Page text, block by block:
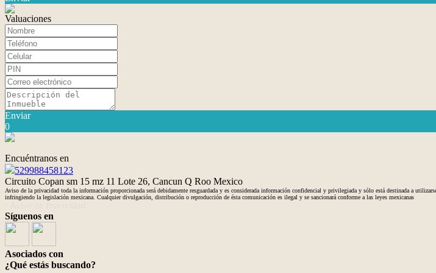
Valuaciones
Enviar
0
Encuéntranos en
529988458123
Circuito Copan sm 15 mz 11 Lote 26, Cancun Q Roo Mexico
Aviso de la privacidad toda la información proporcionada será debidamente resguardada y es considerada información confidencial y privilegiada y sólo está destinada a
infringiendo la legislación mexicana. Cualquier divulgación, distribución o reproducción de ésta comunicación es ilegal y se sancionará conforme a las leyes mexicanas
Síguenos en
Asociados con
¿Qué estás buscando?